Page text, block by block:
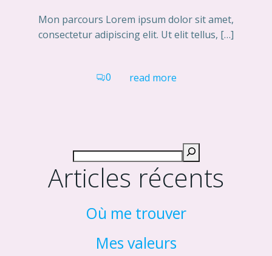
Mon parcours Lorem ipsum dolor sit amet,
consectetur adipiscing elit. Ut elit tellus, […]
0 read more
Articles récents
Où me trouver
Mes valeurs